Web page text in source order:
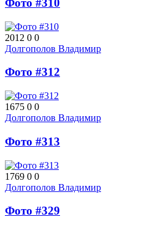
Фото #310
2012 0 0
Долгополов Владимир
Фото #312
1675 0 0
Долгополов Владимир
Фото #313
1769 0 0
Долгополов Владимир
Фото #329